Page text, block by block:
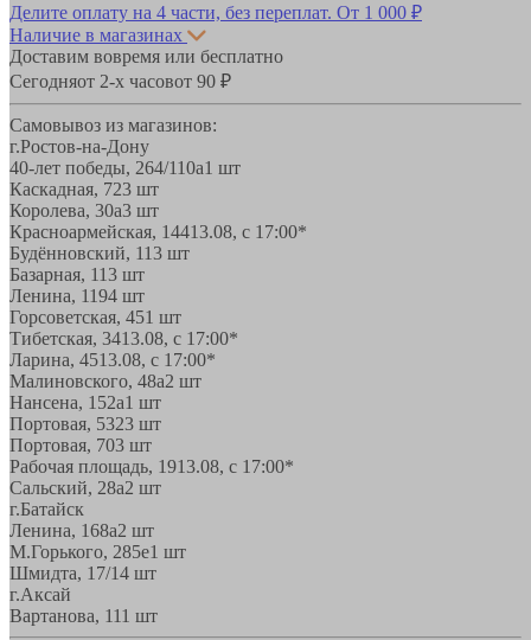
Делите оплату на 4 части, без переплат. От 1 000 ₽
Наличие в магазинах
Доставим вовремя или бесплатно
Сегодняот 2-х часовот 90 ₽
Самовывоз из магазинов:
г.Ростов-на-Дону
40-лет победы, 264/110а1 шт
Каскадная, 723 шт
Королева, 30а3 шт
Красноармейская, 14413.08, с 17:00*
Будённовский, 113 шт
Базарная, 113 шт
Ленина, 1194 шт
Горсоветская, 451 шт
Тибетская, 3413.08, с 17:00*
Ларина, 4513.08, с 17:00*
Малиновского, 48а2 шт
Нансена, 152а1 шт
Портовая, 5323 шт
Портовая, 703 шт
Рабочая площадь, 1913.08, с 17:00*
Сальский, 28a2 шт
г.Батайск
Ленина, 168а2 шт
М.Горького, 285е1 шт
Шмидта, 17/14 шт
г.Аксай
Вартанова, 111 шт